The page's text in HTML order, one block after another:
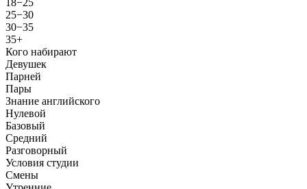
25−30
30−35
35+
Кого набирают
Девушек
Парней
Пары
Знание английского
Нулевой
Базовый
Средний
Разговорный
Условия студии
Смены